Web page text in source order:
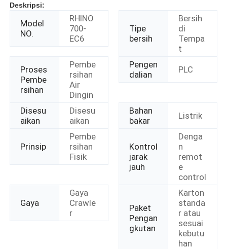
Deskripsi:
Model
NO.
RHINO
700-
EC6
Tipe
bersih
Bersih
di
Tempa
t
Proses
Pembe
rsihan
Pembe
rsihan
Air
Dingin
Pengen
dalian
PLC
Disesu
aikan
Disesu
aikan
Bahan
bakar
Listrik
Prinsip
Pembe
rsihan
Fisik
Kontrol
jarak
jauh
Denga
n
remot
e
control
Gaya
Gaya
Crawle
r
Paket
Pengan
gkutan
Karton
standa
r atau
sesuai
kebutu
han